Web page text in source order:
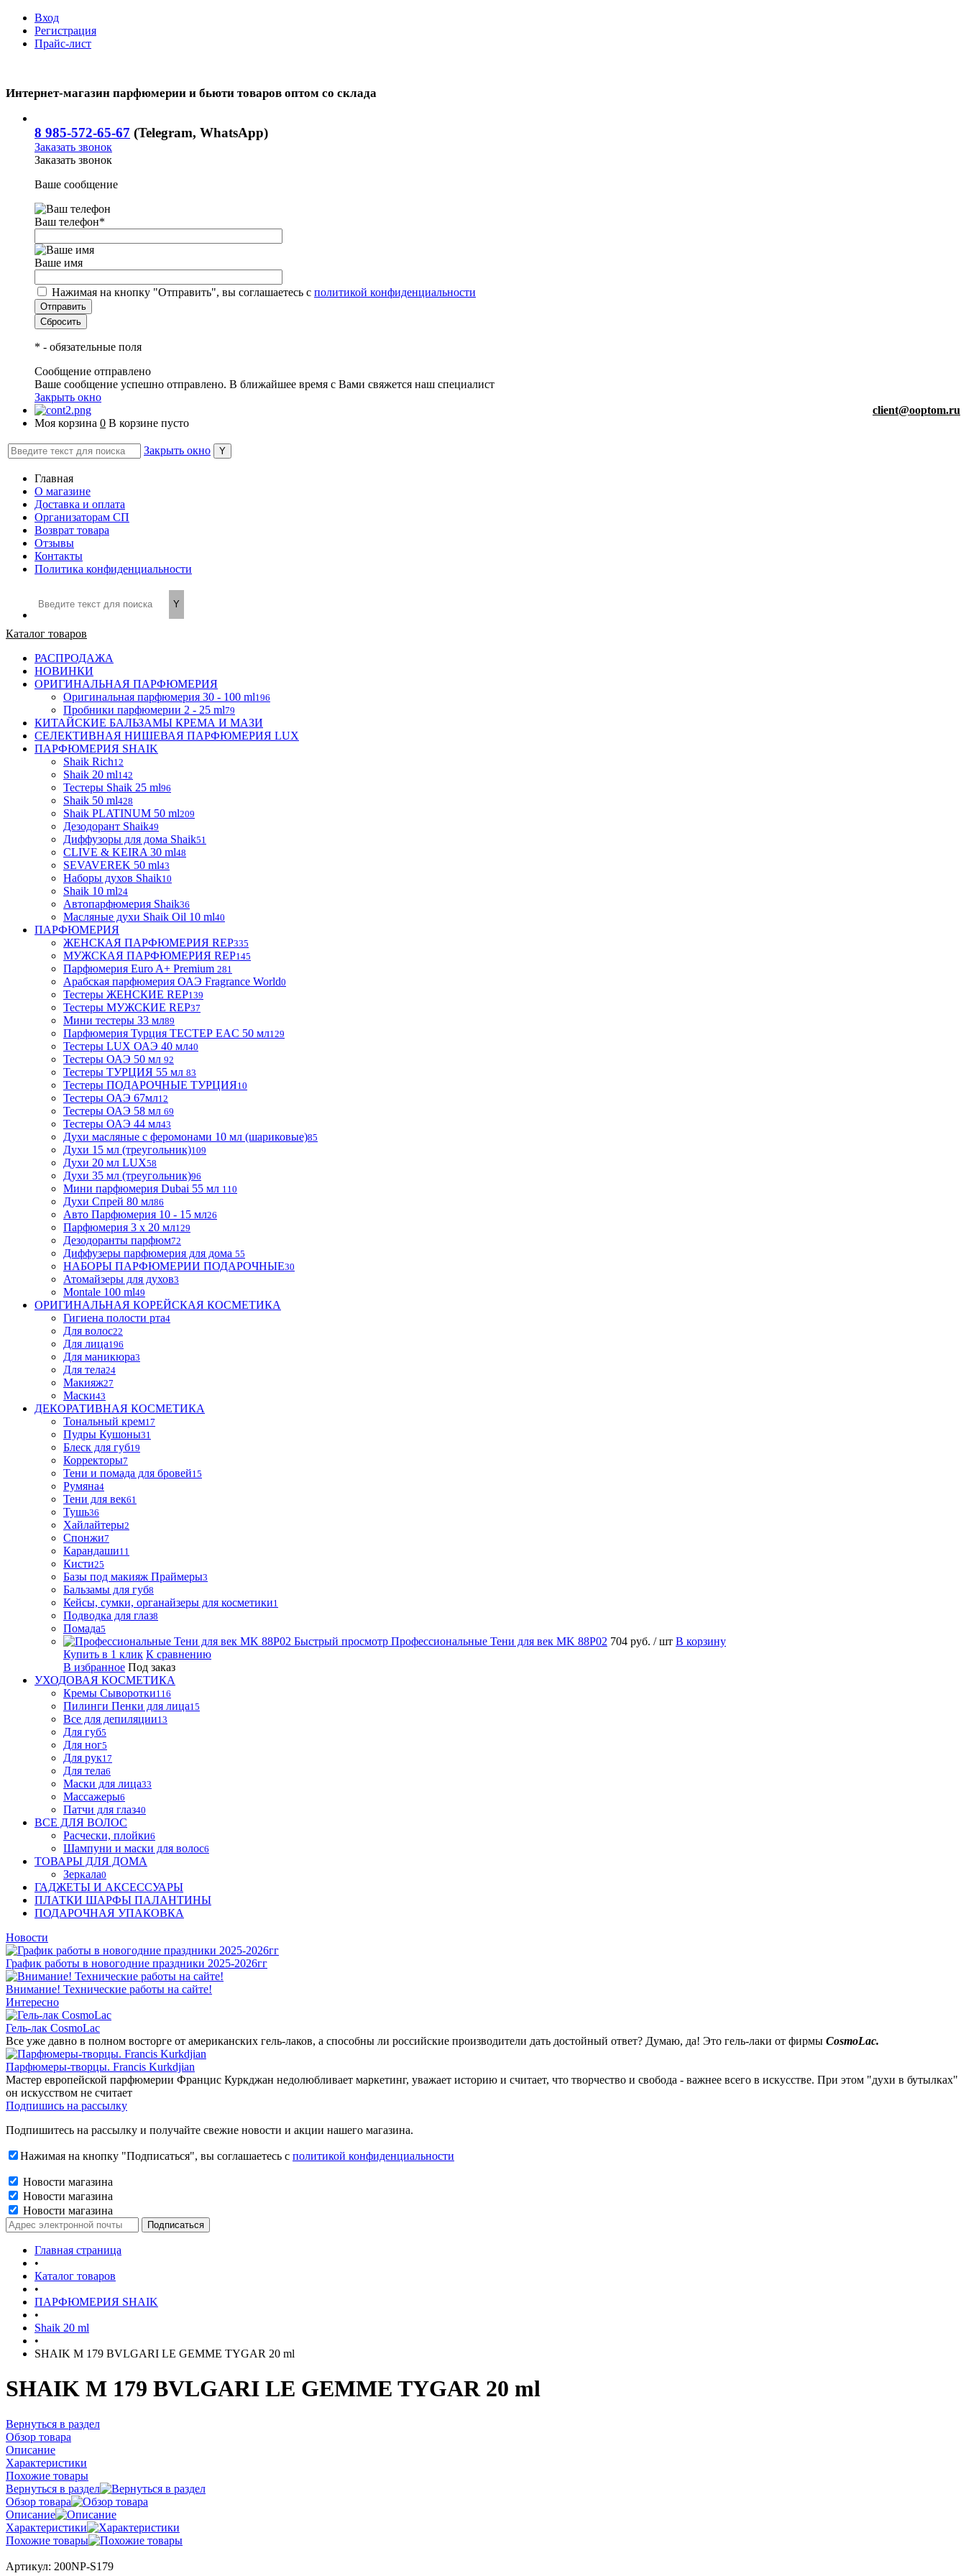
Вход
Регистрация
Прайс-лист
Интернет-магазин парфюмерии и бьюти товаров оптом со склада
8 985-572-65-67 (Telegram, WhatsApp)
Заказать звонок
Заказать звонок
Ваше сообщение
Ваш телефон*
Ваше имя
Нажимая на кнопку "Отправить", вы соглашаетесь с политикой конфиденциальности
* - обязательные поля
Сообщение отправлено
Ваше сообщение успешно отправлено. В ближайшее время с Вами свяжется наш специалист
Закрыть окно
client@ooptom.ru
Моя корзина 0 В корзине пусто
Закрыть окно
Главная
О магазине
Доставка и оплата
Организаторам СП
Возврат товара
Отзывы
Контакты
Политика конфиденциальности
Каталог товаров
РАСПРОДАЖА
НОВИНКИ
ОРИГИНАЛЬНАЯ ПАРФЮМЕРИЯ
Оригинальная парфюмерия 30 - 100 ml196
Пробники парфюмерии 2 - 25 ml79
КИТАЙСКИЕ БАЛЬЗАМЫ КРЕМА И МАЗИ
СЕЛЕКТИВНАЯ НИШЕВАЯ ПАРФЮМЕРИЯ LUX
ПАРФЮМЕРИЯ SHAIK
Shaik Rich12
Shaik 20 ml142
Тестеры Shaik 25 ml96
Shaik 50 ml428
Shaik PLATINUM 50 ml209
Дезодорант Shaik49
Диффузоры для дома Shaik51
CLIVE & KEIRA 30 ml48
SEVAVEREK 50 ml43
Наборы духов Shaik10
Shaik 10 ml24
Автопарфюмерия Shaik36
Масляные духи Shaik Oil 10 ml40
ПАРФЮМЕРИЯ
ЖЕНСКАЯ ПАРФЮМЕРИЯ REP335
МУЖСКАЯ ПАРФЮМЕРИЯ REP145
Парфюмерия Euro A+ Premium 281
Арабская парфюмерия ОАЭ Fragrance World0
Тестеры ЖЕНСКИЕ REP139
Тестеры МУЖСКИЕ REP37
Мини тестеры 33 мл89
Парфюмерия Турция ТЕСТЕР EAC 50 мл129
Тестеры LUX ОАЭ 40 мл40
Тестеры ОАЭ 50 мл 92
Тестеры ТУРЦИЯ 55 мл 83
Тестеры ПОДАРОЧНЫЕ ТУРЦИЯ10
Тестеры ОАЭ 67мл12
Тестеры ОАЭ 58 мл 69
Тестеры ОАЭ 44 мл43
Духи масляные с феромонами 10 мл (шариковые)85
Духи 15 мл (треугольник)109
Духи 20 мл LUX58
Духи 35 мл (треугольник)96
Мини парфюмерия Dubai 55 мл 110
Духи Спрей 80 мл86
Авто Парфюмерия 10 - 15 мл26
Парфюмерия 3 х 20 мл129
Дезодоранты парфюм72
Диффузеры парфюмерия для дома 55
НАБОРЫ ПАРФЮМЕРИИ ПОДАРОЧНЫЕ30
Атомайзеры для духов3
Montale 100 ml49
ОРИГИНАЛЬНАЯ КОРЕЙСКАЯ КОСМЕТИКА
Гигиена полости рта4
Для волос22
Для лица196
Для маникюра3
Для тела24
Макияж27
Маски43
ДЕКОРАТИВНАЯ КОСМЕТИКА
Тональный крем17
Пудры Кушоны31
Блеск для губ19
Корректоры7
Тени и помада для бровей15
Румяна4
Тени для век61
Тушь36
Хайлайтеры2
Спонжи7
Карандаши11
Кисти25
Базы под макияж Праймеры3
Бальзамы для губ8
Кейсы, сумки, органайзеры для косметики1
Подводка для глаз8
Помада5
Быстрый просмотр Профессиональные Тени для век MK 88P02 704 руб. / шт В корзину
Купить в 1 клик К сравнению
В избранное Под заказ
УХОДОВАЯ КОСМЕТИКА
Кремы Сыворотки116
Пилинги Пенки для лица15
Все для депиляции13
Для губ5
Для ног5
Для рук17
Для тела6
Маски для лица33
Массажеры6
Патчи для глаз40
ВСЕ ДЛЯ ВОЛОС
Расчески, плойки6
Шампуни и маски для волос6
ТОВАРЫ ДЛЯ ДОМА
Зеркала0
ГАДЖЕТЫ И АКСЕССУАРЫ
ПЛАТКИ ШАРФЫ ПАЛАНТИНЫ
ПОДАРОЧНАЯ УПАКОВКА
Новости
График работы в новогодние праздники 2025-2026гг
Внимание! Технические работы на сайте!
Интересно
Гель-лак CosmoLac
Все уже давно в полном восторге от американских гель-лаков, а способны ли российские производители дать достойный ответ? Думаю, да! Это гель-лаки от фирмы CosmoLac.
Парфюмеры-творцы. Francis Kurkdjian
Мастер европейской парфюмерии Францис Куркджан недолюбливает маркетинг, уважает историю и считает, что творчество и свобода - важнее всего в искусстве. При этом "духи в бутылках"
он искусством не считает
Подпишись на рассылку
Подпишитесь на рассылку и получайте свежие новости и акции нашего магазина.
Нажимая на кнопку "Подписаться", вы соглашаетесь с политикой конфиденциальности
Новости магазина
Новости магазина
Новости магазина
Главная страница
•
Каталог товаров
•
ПАРФЮМЕРИЯ SHAIK
•
Shaik 20 ml
•
SHAIK M 179 BVLGARI LE GEMME TYGAR 20 ml
SHAIK M 179 BVLGARI LE GEMME TYGAR 20 ml
Вернуться в раздел
Обзор товара
Описание
Характеристики
Похожие товары
Вернуться в раздел
Обзор товара
Описание
Характеристики
Похожие товары
Артикул: 200NP-S179